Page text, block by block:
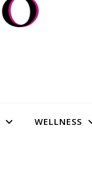
WELLNESS